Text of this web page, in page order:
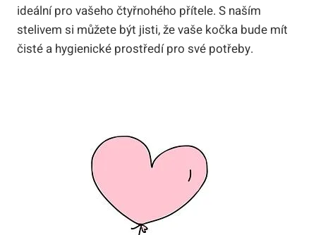
ideální pro vašeho čtyřnohého přítele. S naším
stelivem si⁣ můžete ‍být jisti, že ⁢vaše kočka⁢ bude mít
čisté a hygienické⁤ prostředí pro své potřeby.